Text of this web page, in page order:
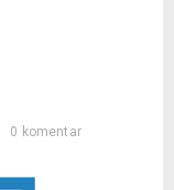
0 komentar